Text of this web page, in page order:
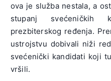
ova je služba nestala, a
stupanj svećeničkih
prezbiterskog ređenja.
ustrojstvu dobivali niži
svećenički kandidati koji
vršili.